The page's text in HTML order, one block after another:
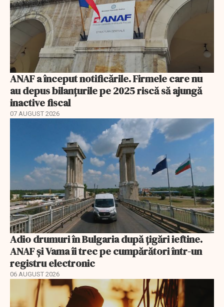
ANAF a început notificările. Firmele care nu
au depus bilanțurile pe 2025 riscă să ajungă
inactive fiscal
07 AUGUST 2026
Adio drumuri în Bulgaria după țigări ieftine.
ANAF și Vama îi trec pe cumpărători într-un
registru electronic
06 AUGUST 2026